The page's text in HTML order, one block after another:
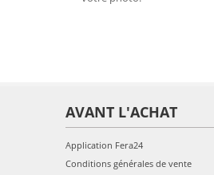
AVANT L'ACHAT
Application Fera24
Conditions générales de vente